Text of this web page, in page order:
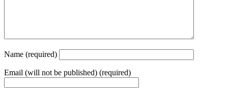
Name (required)
Email (will not be published) (required)